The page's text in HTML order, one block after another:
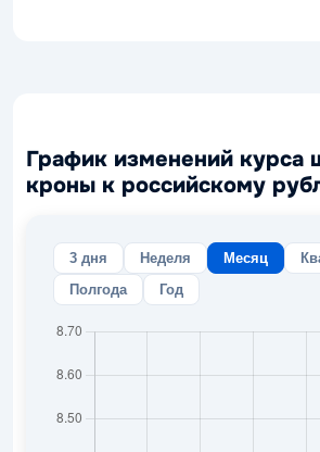
График изменений курса
кроны к российскому
3 дня Неделя Месяц
Полгода
Год